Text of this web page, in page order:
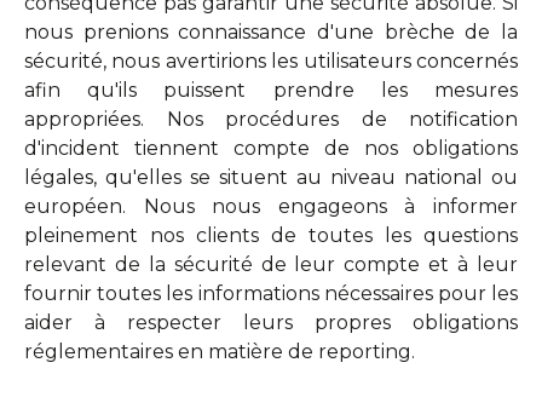
nous prenions connaissance d'une brèche de la
sécurité, nous avertirions les utilisateurs concernés
afin qu'ils puissent prendre les mesures
appropriées. Nos procédures de notification
d'incident tiennent compte de nos obligations
légales, qu'elles se situent au niveau national ou
européen. Nous nous engageons à informer
pleinement nos clients de toutes les questions
relevant de la sécurité de leur compte et à leur
fournir toutes les informations nécessaires pour les
aider à respecter leurs propres obligations
réglementaires en matière de reporting.